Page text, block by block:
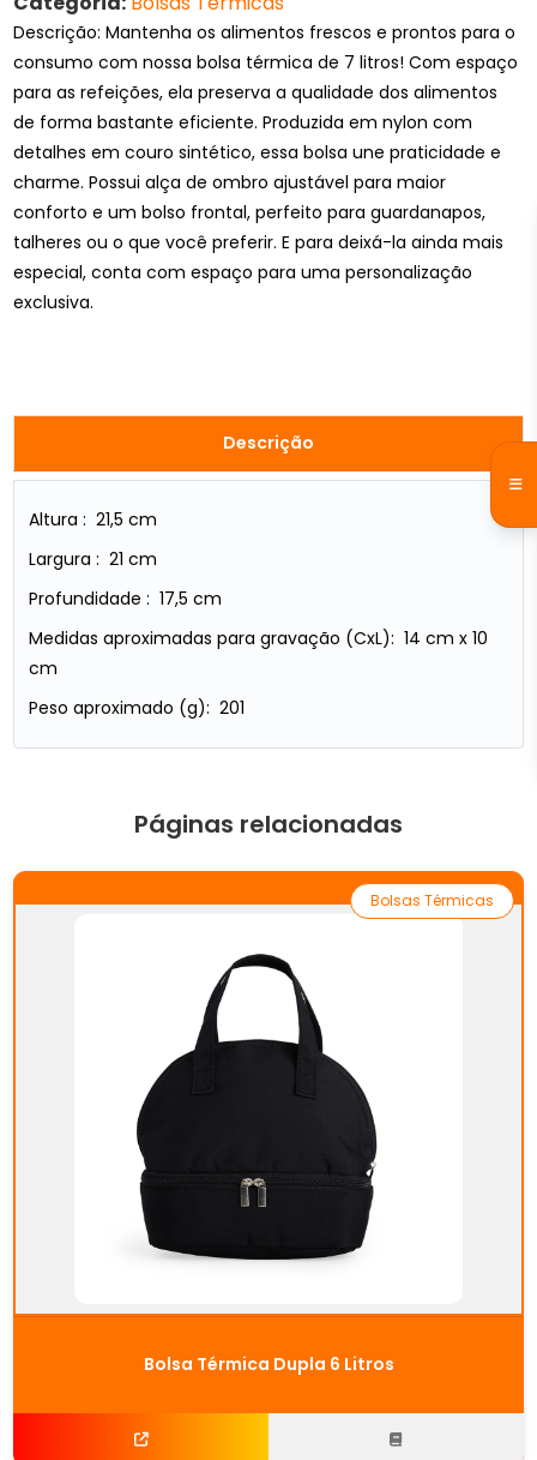
Descrição: Mantenha os alimentos frescos e prontos para o
consumo com nossa bolsa térmica de 7 litros! Com espaço
para as refeições, ela preserva a qualidade dos alimentos
de forma bastante eficiente. Produzida em nylon com
detalhes em couro sintético, essa bolsa une praticidade e
charme. Possui alça de ombro ajustável para maior
conforto e um bolso frontal, perfeito para guardanapos,
talheres ou o que você preferir. E para deixá-la ainda mais
especial, conta com espaço para uma personalização
exclusiva.
Descrição
Altura : 21,5 cm
Largura : 21 cm
Profundidade : 17,5 cm
Medidas aproximadas para gravação (CxL): 14 cm x 10
cm
Peso aproximado (g): 201
Páginas relacionadas
Bolsa Térmica Dupla 6 Litros
Bolsas Térmicas